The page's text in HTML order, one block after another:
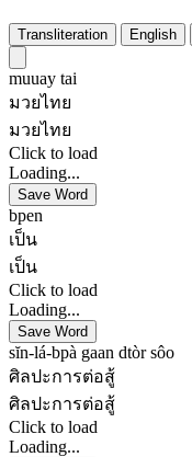
Transliteration English
muuay tai
มวยไทย
มวยไทย
Click to load
Loading...
Save Word
bpen
เป็น
เป็น
Click to load
Loading...
Save Word
sĭn-lá-bpà gaan dtòr sôo
ศิลปะการต่อสู้
ศิลปะการต่อสู้
Click to load
Loading...